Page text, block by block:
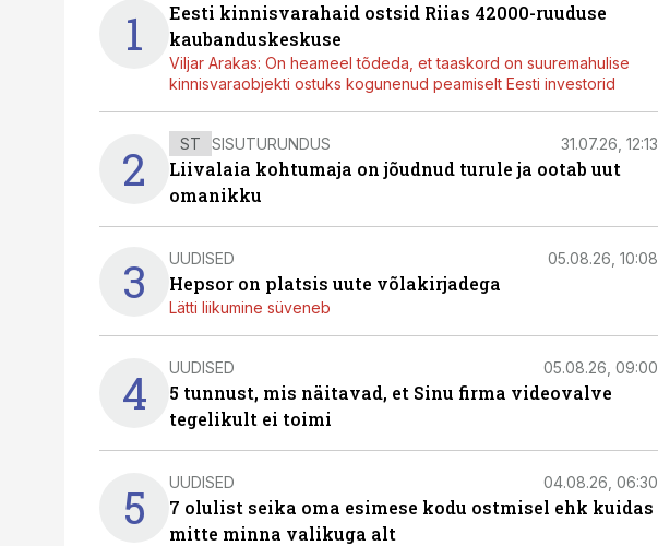
1
Eesti kinnisvarahaid ostsid Riias 42000-ruuduse
kaubanduskeskuse
Viljar Arakas: On heameel tõdeda, et taaskord on suuremahulise
kinnisvaraobjekti ostuks kogunenud peamiselt Eesti investorid
2 ST SISUTURUNDUS 31.07.26, 12:13
Liivalaia kohtumaja on jõudnud turule ja ootab uut
omanikku
3 UUDISED 05.08.26, 10:08
Hepsor on platsis uute võlakirjadega
Lätti liikumine süveneb
4 UUDISED 05.08.26, 09:00
5 tunnust, mis näitavad, et Sinu firma videovalve
tegelikult ei toimi
5 UUDISED 04.08.26, 06:30
7 olulist seika oma esimese kodu ostmisel ehk kuidas
mitte minna valikuga alt